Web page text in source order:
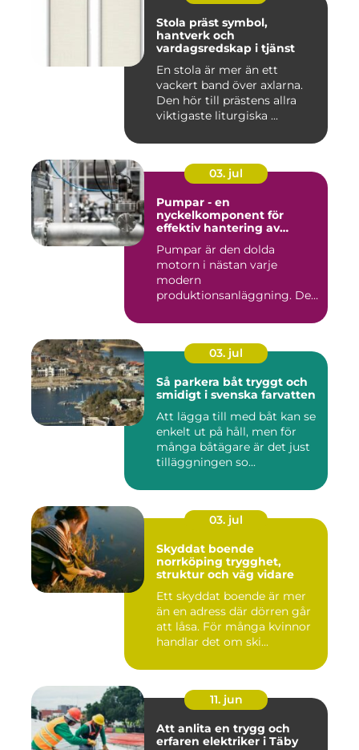
Stola präst symbol,
hantverk och
vardagsredskap i tjänst
En stola är mer än ett
vackert band över axlarna.
Den hör till prästens allra
viktigaste liturgiska ...
03. jul
Pumpar - en
nyckelkomponent för
effektiv hantering av
Pumpar är den dolda
motorn i nästan varje
modern
produktionsanläggning. De
03. jul
Så parkera båt tryggt och
smidigt i svenska farvatten
Att lägga till med båt kan se
enkelt ut på håll, men för
många båtägare är det just
tilläggningen so...
03. jul
Skyddat boende
norrköping trygghet,
struktur och väg vidare
Ett skyddat boende är mer
än en adress där dörren går
att låsa. För många kvinnor
handlar det om ski...
11. jun
Att anlita en trygg och
erfaren elektriker i Täby